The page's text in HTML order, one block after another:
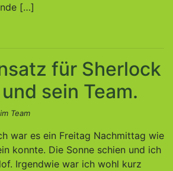
[…]
für Sherlock
sein Team.
Team
war es ein Freitag Nachmittag wie
konnte. Die Sonne schien und ich
Irgendwie war ich wohl kurz